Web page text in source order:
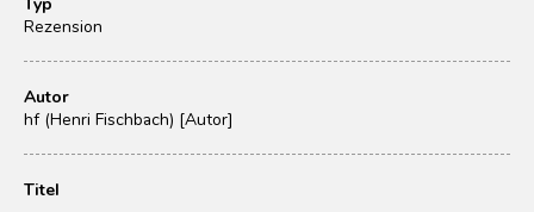
Rezension
Autor
hf (Henri Fischbach) [Autor]
Titel